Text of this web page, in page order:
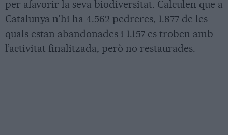
per afavorir la seva biodiversitat. Calculen que a
Catalunya n'hi ha 4.562 pedreres, 1.877 de les
quals estan abandonades i 1.157 es troben amb
l’activitat finalitzada, però no restaurades.